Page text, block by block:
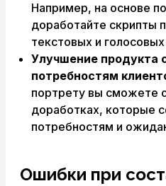
Например, на основе
доработайте скрипты
текстовых и голосовых
Улучшение продукта
потребностям
портрету вы сможете
доработках, которые
потребностям и
Ошибки при